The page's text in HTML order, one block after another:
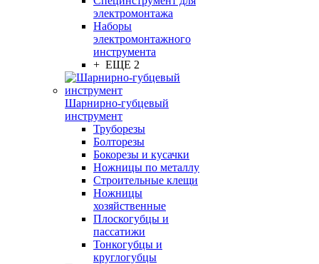
электромонтажа
Наборы
электромонтажного
инструмента
+ ЕЩЕ 2
Шарнирно-губцевый
инструмент
Труборезы
Болторезы
Бокорезы и кусачки
Ножницы по металлу
Строительные клещи
Ножницы
хозяйственные
Плоскогубцы и
пассатижи
Тонкогубцы и
круглогубцы